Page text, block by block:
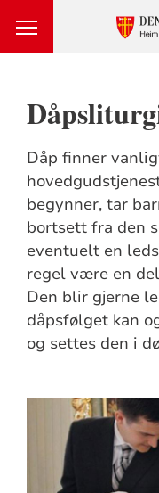
Dåp finner
begynner, tar
bortsett fra den
eventuelt en
regel være en
Den blir gjerne
dåpsfølget kan
og settes den i